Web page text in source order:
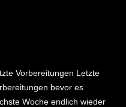
Vorbereitungen Letzte
bevor es
Woche endlich wieder